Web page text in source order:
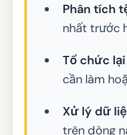
Phân tích
nhất trước
Tổ chức
cần làm
Xử lý dữ
trên dòng